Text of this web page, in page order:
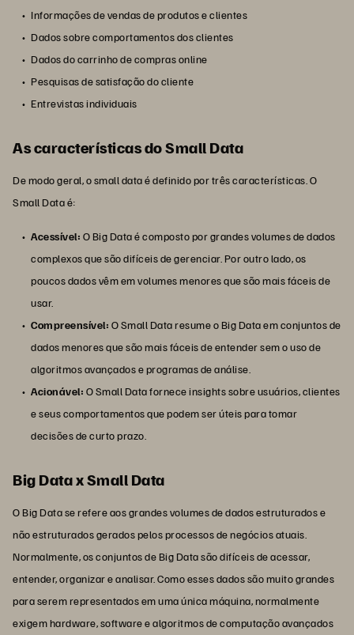
Informações de vendas de produtos e clientes
Dados sobre comportamentos dos clientes
Dados do carrinho de compras online
Pesquisas de satisfação do cliente
Entrevistas individuais
As características do Small Data
De modo geral, o small data é definido por três características. O
Small Data é:
Acessível: O Big Data é composto por grandes volumes de dados
complexos que são difíceis de gerenciar. Por outro lado, os
poucos dados vêm em volumes menores que são mais fáceis de
usar.
Compreensível: O Small Data resume o Big Data em conjuntos de
dados menores que são mais fáceis de entender sem o uso de
algoritmos avançados e programas de análise.
Acionável: O Small Data fornece insights sobre usuários, clientes
e seus comportamentos que podem ser úteis para tomar
decisões de curto prazo.
Big Data x Small Data
O Big Data se refere aos grandes volumes de dados estruturados e
não estruturados gerados pelos processos de negócios atuais.
Normalmente, os conjuntos de Big Data são difíceis de acessar,
entender, organizar e analisar. Como esses dados são muito grandes
para serem representados em uma única máquina, normalmente
exigem hardware, software e algoritmos de computação avançados